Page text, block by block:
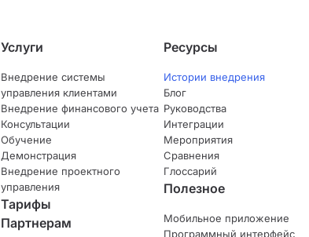
Услуги
Внедрение системы
управления клиентами
Внедрение финансового учета
Консультации
Обучение
Демонстрация
Внедрение проектного
управления
Тарифы
Партнерам
Ресурсы
Истории внедрения
Блог
Руководства
Интеграции
Мероприятия
Сравнения
Глоссарий
Полезное
Мобильное приложение
Программный интерфейс